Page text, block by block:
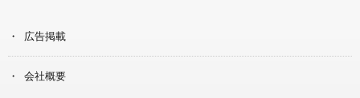
広告掲載
会社概要